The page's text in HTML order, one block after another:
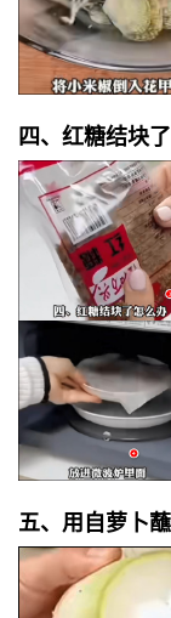
四、红糖结块
五、用自萝卜